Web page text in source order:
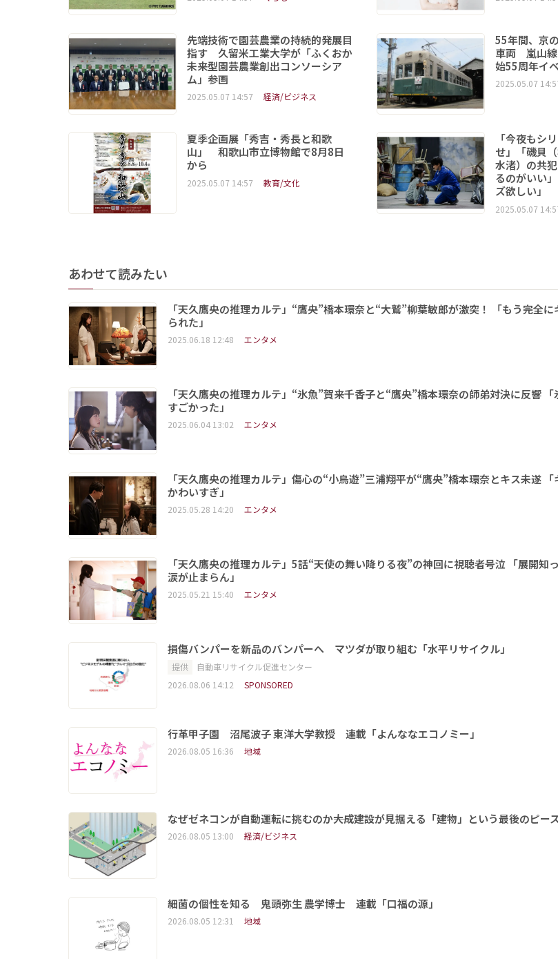
先端技術で園芸農業の持続的発展目
指す 久留米工業大学が「ふくおか
未来型園芸農業創出コンソーシア
ム」参画
2025.05.07 14:57 経済/ビジネス
55年間、京
車両 嵐山線
始55周年イ
2025.05.07
夏季企画展「秀吉・秀長と和歌
山」 和歌山市立博物館で8月8日
から
2025.05.07 14:57 教育/文化
「今夜もシ
せ」「磯貝
水渚）の共
るのがいい
ズ欲しい」
2025.05.07
あわせて読みたい
「天久鷹央の推理カルテ」“鷹央”橋本環奈と“大鷲”柳葉敏郎が激突！ 「もう完全
られた」
2025.06.18 12:48 エンタメ
「天久鷹央の推理カルテ」“氷魚”賀来千香子と“鷹央”橋本環奈の師弟対決に反響
すごかった」
2025.06.04 13:02 エンタメ
「天久鷹央の推理カルテ」傷心の“小鳥遊”三浦翔平が“鷹央”橋本環奈とキス未遂
かわいすぎ」
2025.05.28 14:20 エンタメ
「天久鷹央の推理カルテ」5話“天使の舞い降りる夜”の神回に視聴者号泣 「展開知
涙が止まらん」
2025.05.21 15:40 エンタメ
損傷バンパーを新品のバンパーへ マツダが取り組む「水平リサイクル」
提供
自動車リサイクル促進センター
2026.08.06 14:12
SPONSORED
行革甲子園 沼尾波子 東洋大学教授 連載「よんななエコノミー」
2026.08.05 16:36 地域
なぜゼネコンが自動運転に挑むのか――大成建設が見据える「建物」という最後のピース
2026.08.05 13:00 経済/ビジネス
細菌の個性を知る 鬼頭弥生 農学博士 連載「口福の源」
2026.08.05 12:31 地域